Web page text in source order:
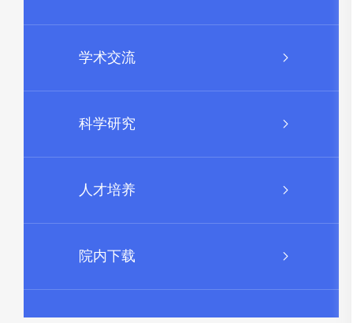
学术交流
科学研究
人才培养
院内下载